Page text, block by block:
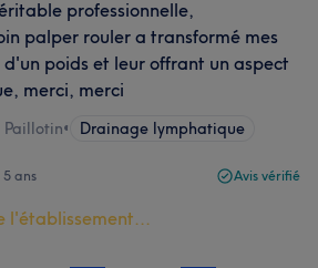
professionnelle,
palper rouler a transformé mes
poids et leur offrant un aspect
merci, merci
Paillotin• Drainage lymphatique
5 ans Avis vérifié
l'établissement...